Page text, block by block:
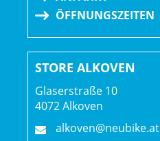
ÖFFNUNGSZEITEN
STORE ALKOVEN
Glaserstraße 10
4072 Alkoven
alkoven@neubike.at